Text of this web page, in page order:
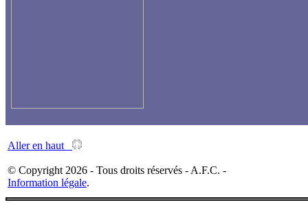
Aller en haut
© Copyright 2026 - Tous droits réservés - A.F.C. -
Information légale.